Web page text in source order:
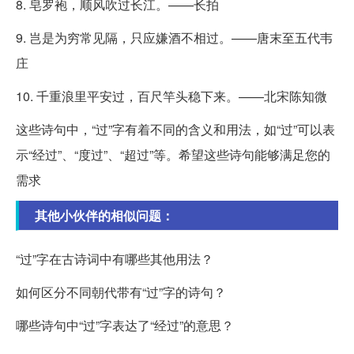
8. 皂罗袍，顺风吹过长江。——长拍
9. 岂是为穷常见隔，只应嫌酒不相过。——唐末至五代韦
庄
10. 千重浪里平安过，百尺竿头稳下来。——北宋陈知微
这些诗句中，“过”字有着不同的含义和用法，如“过”可以表
示“经过”、“度过”、“超过”等。希望这些诗句能够满足您的
需求
其他小伙伴的相似问题：
“过”字在古诗词中有哪些其他用法？
如何区分不同朝代带有“过”字的诗句？
哪些诗句中“过”字表达了“经过”的意思？